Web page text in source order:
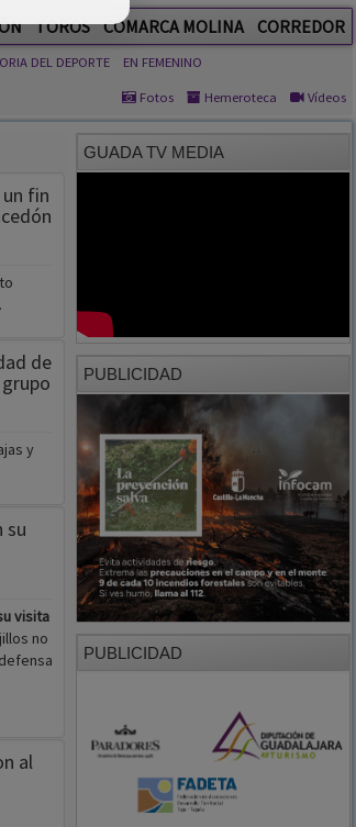
TOROS COMARCA MOLINA CORREDOR
DEL DEPORTE EN FEMENINO
Fotos Hemeroteca Vídeos
fin
de
y
su
visita
no
al
GUADA TV MEDIA
PUBLICIDAD
PUBLICIDAD